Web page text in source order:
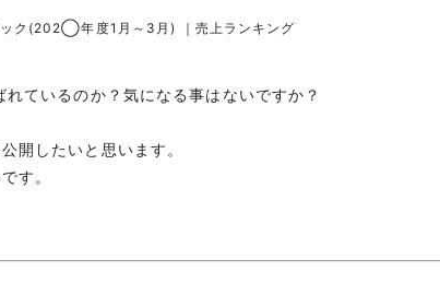
ック(202◯年度1月～3月) ｜売上ランキング
ているのか？気になる事はないですか？
開したいと思います。
す。